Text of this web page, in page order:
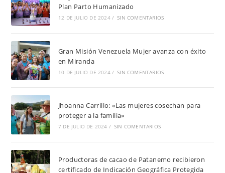
Plan Parto Humanizado
12 DE JULIO DE 2024 / SIN COMENTARIOS
Gran Misión Venezuela Mujer avanza con éxito
en Miranda
10 DE JULIO DE 2024 / SIN COMENTARIOS
Jhoanna Carrillo: «Las mujeres cosechan para
proteger a la familia»
7 DE JULIO DE 2024 / SIN COMENTARIOS
Productoras de cacao de Patanemo recibieron
certificado de Indicación Geográfica Protegida